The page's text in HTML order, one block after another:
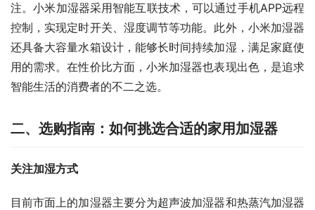
注。小米加湿器采用智能互联技术，可以通过手机APP远程
控制，实现定时开关、湿度调节等功能。此外，小米加湿器
还具备大容量水箱设计，能够长时间持续加湿，满足家庭使
用的需求。在性价比方面，小米加湿器也表现出色，是追求
智能生活的消费者的不二之选。
二、选购指南：如何挑选合适的家用加湿器
关注加湿方式
目前市面上的加湿器主要分为超声波加湿器和热蒸汽加湿器